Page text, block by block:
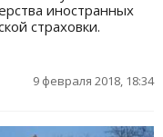
иностранных
страховки.
9 февраля 2018, 18:34